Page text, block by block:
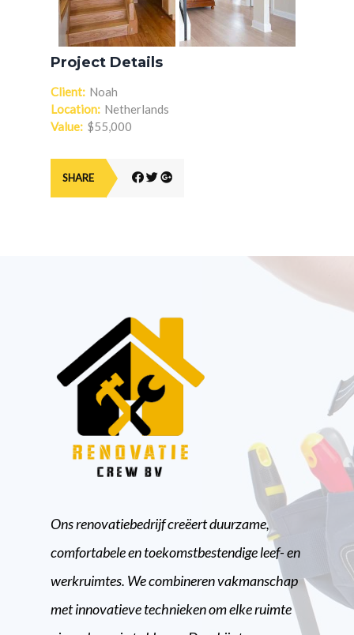
Project Details
Client: Noah
Location: Netherlands
Value: $55,000
SHARE
Ons renovatiebedrijf creëert duurzame,
comfortabele en toekomstbestendige leef- en
werkruimtes. We combineren vakmanschap
met innovatieve technieken om elke ruimte